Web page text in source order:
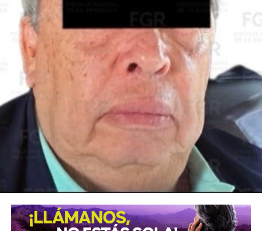
La Jefa del Ejecutivo Federal pidió al Comité seguir
acompañando al Gobierno de México y como primera
medida, el Instituto Mexicano de Tecnología del Agua
realizará pozos de exploración para verificar si en el
subsuelo de las Cuencas Sabinas-Burro-Picachos en
Coahuila y Nuevo León y Burgos en la zona noreste de
Tamaulipas, hay agua salada y gas no convencional.